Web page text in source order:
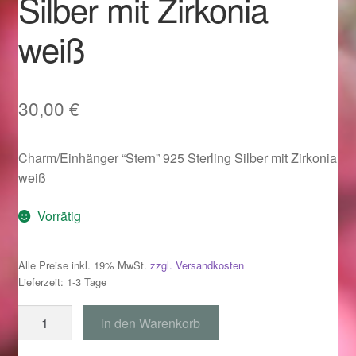
Im Gedenken an
Impressum
Karneval 2015 – Schmuck zu Fasching & Co.
Karneval 2020 – Schmuck zu Fasching & Co.
Kasse
Liefer- und Versandkosten
Magisches und Festliches zu Halloween
weiß
30,00 €
Charm/Einhänger “Stern” 925 Sterling Silber mit Zirkonia
weiß
Vorrätig
Alle Preise inkl. 19% MwSt. zzgl. Versandkosten
Lieferzeit: 1-3 Tage
"Stern"
In den Warenkorb